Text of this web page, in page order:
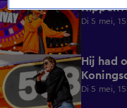
3:01
Di 5 mei,
6:06
Hij had
Di 5 mei,